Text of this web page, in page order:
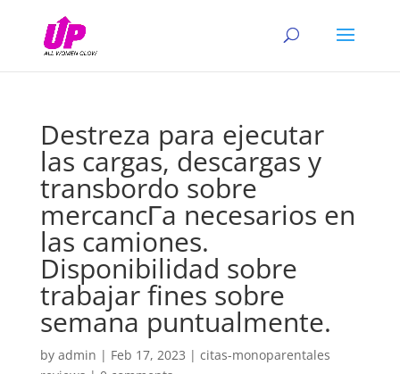
Destreza para ejecutar
las cargas, descargas y
transbordo sobre
mercancГ­a necesarios en
las camiones.
Disponibilidad sobre
trabajar fines sobre
semana puntualmente.
by admin | Feb 17, 2023 | citas-monoparentales